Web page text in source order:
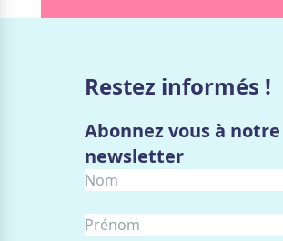
Restez informés !
Abonnez vous à notre
newsletter